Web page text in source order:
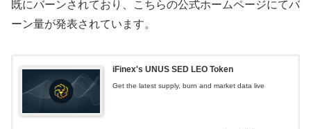
既にバーンされており、こちらの公式ホームページにてバ
ーン量が発表されています。
iFinex's UNUS SED LEO Token
Get the latest supply, burn and market data live